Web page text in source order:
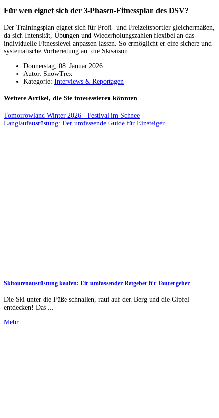
Für wen eignet sich der 3-Phasen-Fitnessplan des DSV?
Der Trainingsplan eignet sich für Profi- und Freizeitsportler gleichermaßen,
da sich Intensität, Übungen und Wiederholungszahlen flexibel an das
individuelle Fitnesslevel anpassen lassen. So ermöglicht er eine sichere und
systematische Vorbereitung auf die Skisaison.
Donnerstag, 08. Januar 2026
Autor: SnowTrex
Kategorie: Interviews & Reportagen
Weitere Artikel, die Sie interessieren könnten
Tomorrowland Winter 2026 - Festival im Schnee
Langlaufausrüstung: Der umfassende Guide für Einsteiger
Skitourenausrüstung kaufen: Ein umfassender Ratgeber für Tourengeher
Die Ski unter die Füße schnallen, rauf auf den Berg und die Gipfel
entdecken! Das ...
Mehr